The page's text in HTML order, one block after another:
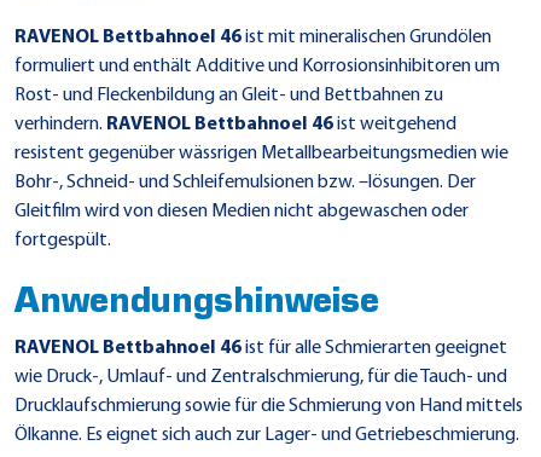
RAVENOL Bettbahnoel 46ist mit mineralischen Grundölen
formuliert und enthält Additive und Korrosionsinhibitoren um
Rost- und Fleckenbildung an Gleit- und Bettbahnen zu
verhindern. RAVENOL Bettbahnoel 46ist weitgehend
resistent gegenüber wässrigen Metallbearbeitungsmedien wie
Bohr-, Schneid- und Schleifemulsionen bzw. –lösungen. Der
Gleitfilm wird von diesen Medien nicht abgewaschen oder
fortgespült.
Anwendungshinweise
RAVENOL Bettbahnoel 46ist für alle Schmierarten geeignet
wie Druck-, Umlauf- und Zentralschmierung, für die Tauch- und
Drucklaufschmierung sowie für die Schmierung von Hand mittels
Ölkanne. Es eignet sich auch zur Lager- und Getriebeschmierung.